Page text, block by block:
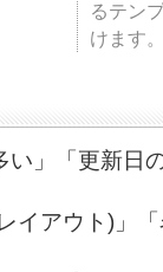
るテン
けます
い」「更新日
イアウト)」